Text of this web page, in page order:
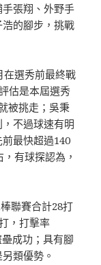
張翔、外野手
的腳步，挑戰
在選秀前最終戰
估是本屆選秀
被挑走；吳秉
不過球速有明
最快超過140
有球探認為，
聯賽合計28打
，打擊率
成功；具有腳
類優勢。